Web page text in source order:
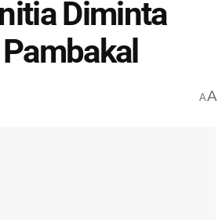
Diminta
AA